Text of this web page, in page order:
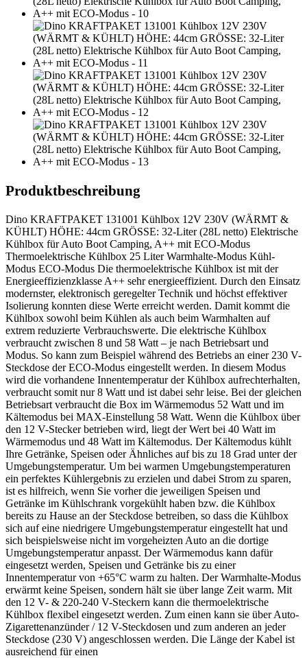
Produktbeschreibung
Dino KRAFTPAKET 131001 Kühlbox 12V 230V (WÄRMT &
KÜHLT) HÖHE: 44cm GRÖSSE: 32-Liter (28L netto) Elektrische
Kühlbox für Auto Boot Camping, A++ mit ECO-Modus
Thermoelektrische Kühlbox 25 Liter Warmhalte-Modus Kühl-
Modus ECO-Modus Die thermoelektrische Kühlbox ist mit der
Energieeffizienzklasse A++ sehr energieeffizient. Durch den Einsatz
modernster, elektronisch geregelter Technik und höchst effektiver
Isolierung konnten diese Werte erreicht werden. Damit kommt die
Kühlbox sowohl beim Kühlen als auch beim Warmhalten auf
extrem reduzierte Verbrauchswerte. Die elektrische Kühlbox
verbraucht zwischen 8 und 58 Watt – je nach Betriebsart und
Modus. So kann zum Beispiel während des Betriebs an einer 230 V-
Steckdose der ECO-Modus eingestellt werden. In diesem Modus
wird die vorhandene Innentemperatur der Kühlbox aufrechterhalten,
verbraucht somit nur 8 Watt und ist dabei sehr leise. Bei der gleichen
Betriebsart verbraucht die Box im Wärmemodus 52 Watt und im
Kältemodus bei MAX-Einstellung 58 Watt. Wenn die Kühlbox über
den 12 V-Stecker betrieben wird, liegt der Wert bei 40 Watt im
Wärmemodus und 48 Watt im Kältemodus. Der Kältemodus kühlt
Ihre Getränke, Speisen oder Ähnliches auf bis zu 18 Grad unter der
Umgebungstemperatur. Um bei warmen Umgebungstemperaturen
ein perfektes Kühlergebnis zu erzielen und dabei Strom zu sparen,
ist es hilfreich, wenn Sie vorher die jeweiligen Speisen und
Getränke im Kühlschrank vorgekühlt haben bzw. die Kühlbox
bereits zu Hause an der Steckdose betreiben, so dass die Kühlbox
sich auf eine niedrigere Umgebungstemperatur eingestellt hat und
sich beispielsweise nicht im vorgeheizten Auto an die dortige
Umgebungstemperatur anpasst. Der Wärmemodus kann dafür
eingesetzt werden, Speisen und Getränke bis zu einer
Innentemperatur von +65°C warm zu halten. Der Warmhalte-Modus
erwärmt keine Speisen, sondern hält sie über lange Zeit warm. Mit
den 12 V- & 220-240 V-Steckern kann die thermoelektrische
Kühlbox flexibel eingesetzt werden. Zum einen kann sie über Auto-
Zigarettenanzünder / 12 V-Steckdosen und zum anderen an jeder
Steckdose (230 V) angeschlossen werden. Die Länge der Kabel ist
ausreichend für einen